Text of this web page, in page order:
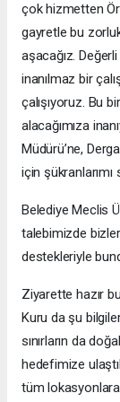
çok hizmetten
gayretle bu
aşacağız.
inanılmaz bir
çalışıyoruz. Bu
alacağımıza
Müdürü’ne,
için şükranlarımı
Belediye Meclis
talebimizde
destekleriyle
Ziyarette hazır
Kuru da şu
sınırların da
hedefimize
tüm